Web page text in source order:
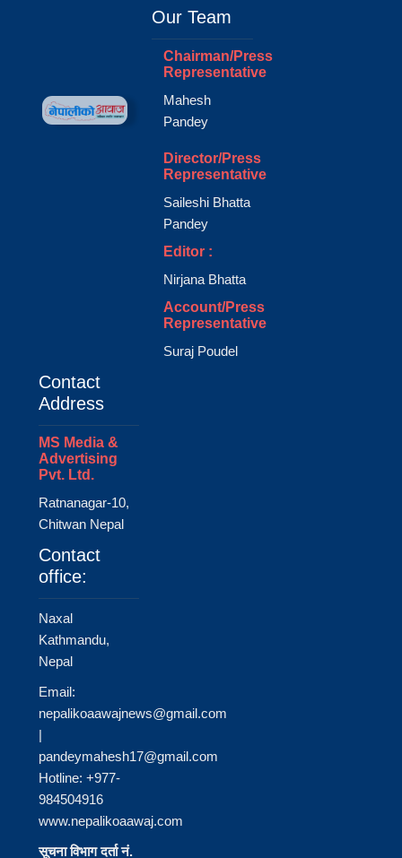
Our Team
Chairman/Press
Representative
Mahesh
Pandey
Director/Press
Representative
Saileshi Bhatta
Pandey
Editor :
Nirjana Bhatta
Account/Press
Representative
Suraj Poudel
Contact
Address
MS Media &
Advertising
Pvt. Ltd.
Ratnanagar-10,
Chitwan Nepal
Contact
office:
Naxal
Kathmandu,
Nepal
Email:
nepalikoaawajnews@gmail.com
|
pandeymahesh17@gmail.com
Hotline: +977-
984504916
www.nepalikoaawaj.com
सूचना विभाग दर्ता नं.